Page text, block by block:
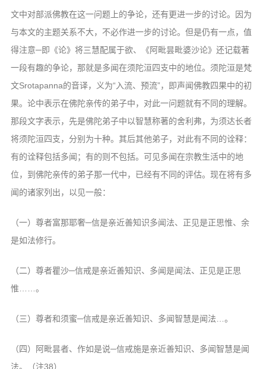
文中对部派佛教在这一问题上的争论，还有更进一步的讨论。因为
与本文的主题关系不大，不必作进一步的讨论。但是仍有一点，值
得注意─即《论》将三慧配属于欲、《阿毗昙毗婆沙论》还记载著
一段有趣的争论，那就是多闻在须陀洹四支中的地位。须陀洹是梵
文Srotapanna的音译，义为“入流、预流”，即声闻佛教四果中的初
果。论中表示在佛陀亲传的弟子中，对此一问题就有不同的理解。
那段文字表示，先是佛陀弟子中以智慧称著的舍利弗，为须达长者
将须陀洹四支，分别为十种。其后其他弟子，对此有不同的诠释：
有的诠释包括多闻；有的则不包括。可见多闻在宗教生活中的地
位，到佛陀亲传的弟子那一代中，已经有不同的评估。现在将有多
闻的诸家列出，以见一般：
（一）尊者富那耶奢─信是亲近善知识多闻法、正见是正思惟、余
是如法修行。
（二）尊者瞿沙─信戒是亲近善知识、多闻是闻法、正见是正思
惟……。
（三）尊者和须蜜─信戒是亲近善知识、多闻智慧是闻法…。
（四）阿毗昙者、作如是说─信戒施是亲近善知识、多闻智慧是闻
法。（注38）